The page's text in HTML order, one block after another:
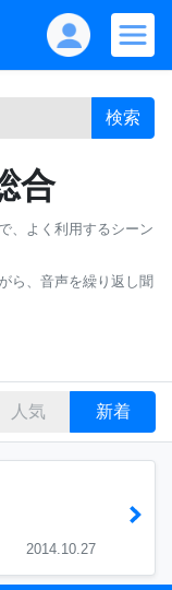
検索
合
、よく利用するシーン
ら、音声を繰り返し聞
人気 新着
2014.10.27